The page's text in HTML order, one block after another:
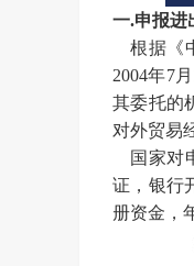
一.申报进
根据《
2004年7
其委托的
对外贸易
国家对
证，银行
册资金，